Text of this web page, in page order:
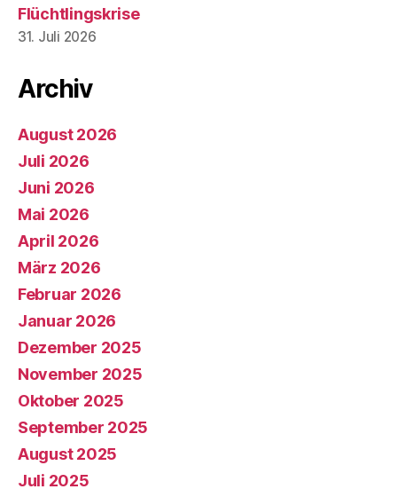
Flüchtlingskrise
31. Juli 2026
Archiv
August 2026
Juli 2026
Juni 2026
Mai 2026
April 2026
März 2026
Februar 2026
Januar 2026
Dezember 2025
November 2025
Oktober 2025
September 2025
August 2025
Juli 2025